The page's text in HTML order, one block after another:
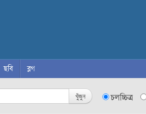
ছবি ব্লগ
খুঁজুন চলচ্চিত্র